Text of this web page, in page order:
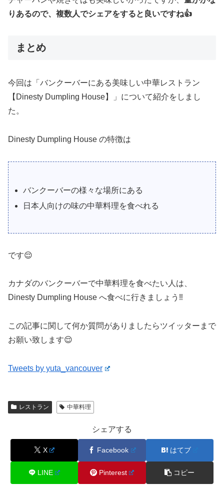
りあるので、複数人でシェアをすると良いですね👍
まとめ
今回は「バンクーバーにある美味しい中華レストラン
【Dinesty Dumpling House】」について紹介をしまし
た。
Dinesty Dumpling House の特徴は
バンクーバーの様々な場所にある
日本人向けの味の中華料理を食べれる
です😌
カナダのバンクーバーで中華料理を食べたい人は、
Dinesty Dumpling House へ食べに行きましょう‼️
この記事に関して何か質問がありましたらツイッターまで
お願い致します😌
Tweets by yuta_vancouver
レストラン 中華料理
シェアする
X Facebook はてブ
LINE Pinterest コピー